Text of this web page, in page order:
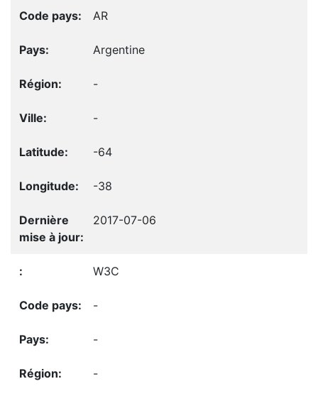
AR
Argentine
-
-
-64
-38
2017-07-06
W3C
-
-
-